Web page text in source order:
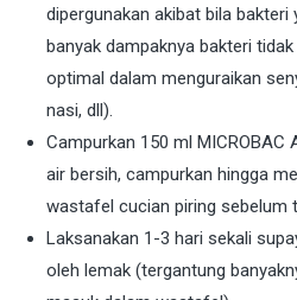
dipergunakan akibat bila
banyak dampaknya bakteri
optimal dalam menguraikan
nasi, dll).
Campurkan 150 ml MICROBAC
air bersih, campurkan hingga
wastafel cucian piring sebelum
Laksanakan 1-3 hari sekali
oleh lemak (tergantung